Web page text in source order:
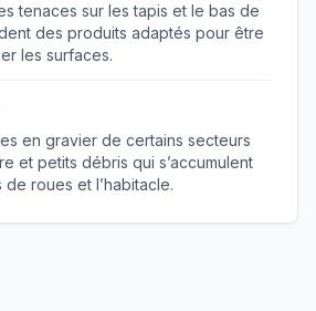
tenaces sur les tapis et le bas de
des produits adaptés pour être
les surfaces.
en gravier de certains secteurs
et petits débris qui s’accumulent
roues et l’habitacle.